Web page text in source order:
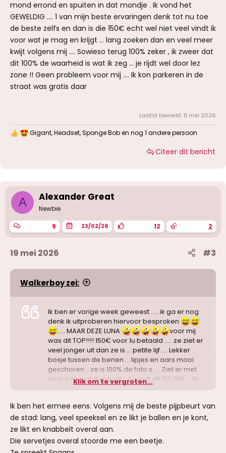
mond errond en spuiten in dat mondje . Ik vond het
GEWELDIG …. 1 van mijn beste ervaringen denk tot nu toe
de beste zelfs en dan is die 150€ echt wel niet veel vindt ik
voor wat je mag en krijgt … lang zoeken dan en veel meer
kwijt volgens mij …. Sowieso terug 100% zeker , ik zweer dat
dit 100% de waarheid is wat ik zeg … je rijdt wel door lez
zone !! Geen probleem voor mij …. Ik kon parkeren in de
straat was gratis daar
Laatst bewerkt: 8 mei 2026
W
n
g
n
:
Gigant,Headset,Sponge Boben nog 1 andere persoon
Citeer dit bericht
A Alexander Great
Newbie
9 23/02/26 12 2
19 mei 2026 #3
Walkerboy zei:
Ik ben er vorige week geweest ….. ik ga er nog
denk ik uitproberen hiervoor besproken
….. MAAR DEZE LUNA
voor mij
was dit TOP!!!! 150€ voor 1u betaald ….. ze ziet er
veel jonger uit dan ze is … petite lijf …. Lekker
bosje tussen de benen … lipjes en aars mooi
geschoren …ze is 100% de foto s …. Ziet er met
de bril zo wat Nerdy uit .. ik vindt dit ZO GEIL…. Ik
had niet gevraagd voor anaal ….. ze begon met
wil en zalig , 69 lekker proper strak kutje …. Ik
mocht haar anaal vingeren …. Ze pijpt zacht met
veel speeksel ( speekt ze soms uit in doekje ,
niet storend … ballen likken ) zeker 45 bijna
gepijpt … ik rechtstaand daarna naast bed zij
Klik om te vergroten...
Ik ben het ermee eens. Volgens mij de beste pijpbeurt van
de stad: lang, veel speeksel en ze likt je ballen en je kont,
ze likt en knabbelt overal aan.
Die servetjes overal stoorde me een beetje.